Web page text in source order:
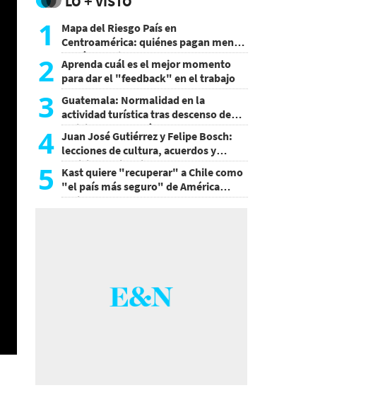
1
Mapa del Riesgo País en
Centroamérica: quiénes pagan menos
y cuáles mejoraron
2 Aprenda cuál es el mejor momento
para dar el "feedback" en el trabajo
3 Guatemala: Normalidad en la
actividad turística tras descenso de
actividad del volcán de Fuego
4 Juan José Gutiérrez y Felipe Bosch:
lecciones de cultura, acuerdos y
decisiones sin miedo
5
Kast quiere "recuperar" a Chile como
"el país más seguro" de América
Latina